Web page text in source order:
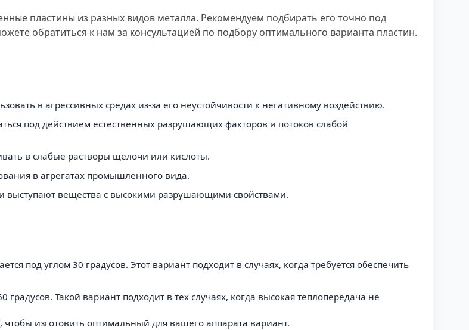
пластины из разных видов металла. Рекомендуем подбирать его точно под
обратиться к нам за консультацией по подбору оптимального варианта пластин.
в агрессивных средах из-за его неустойчивости к негативному воздействию.
под действием естественных разрушающих факторов и потоков слабой
в слабые растворы щелочи или кислоты.
в агрегатах промышленного вида.
выступают вещества с высокими разрушающими свойствами.
под углом 30 градусов. Этот вариант подходит в случаях, когда требуется обеспечить
Такой вариант подходит в тех случаях, когда высокая теплопередача не
изготовить оптимальный для вашего аппарата вариант.